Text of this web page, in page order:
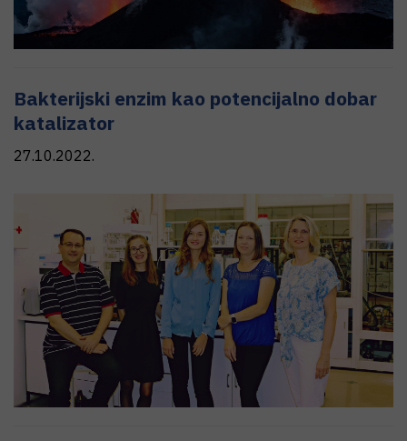
Bakterijski enzim kao potencijalno dobar
katalizator
27.10.2022.